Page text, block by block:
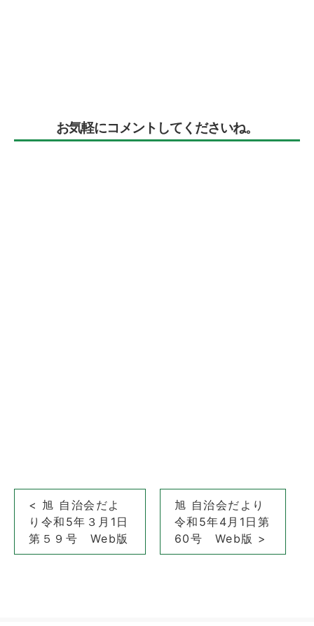
お気軽にコメントしてくださいね。
ビ
< 旭 自治会だよ
り令和5年３月1日
第５９号 Web版
旭 自治会だより
令和5年4月1日第
60号 Web版 >